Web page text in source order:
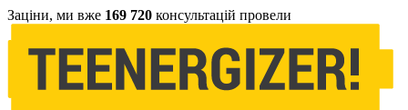
Заціни, ми вже 169 720 консультацій провели